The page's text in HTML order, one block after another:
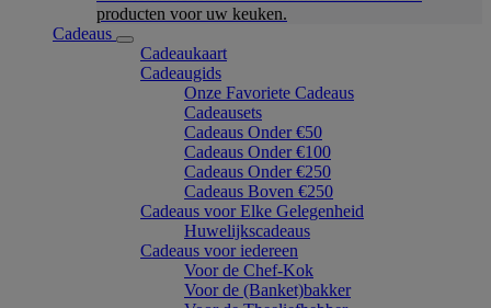
producten voor uw keuken.
Cadeaus
Cadeaukaart
Cadeaugids
Onze Favoriete Cadeaus
Cadeausets
Cadeaus Onder €50
Cadeaus Onder €100
Cadeaus Onder €250
Cadeaus Boven €250
Cadeaus voor Elke Gelegenheid
Huwelijkscadeaus
Cadeaus voor iedereen
Voor de Chef-Kok
Voor de (Banket)bakker